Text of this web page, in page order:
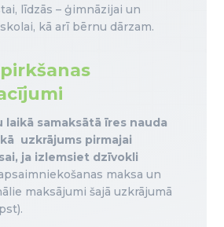
līdzās – ģimnāzijai un
kā arī bērnu dārzam.
laikā samaksātā īres nauda
uzkrājums pirmajai
ja izlemsiet dzīvokli
maksa un
maksājumi šajā uzkrājumā